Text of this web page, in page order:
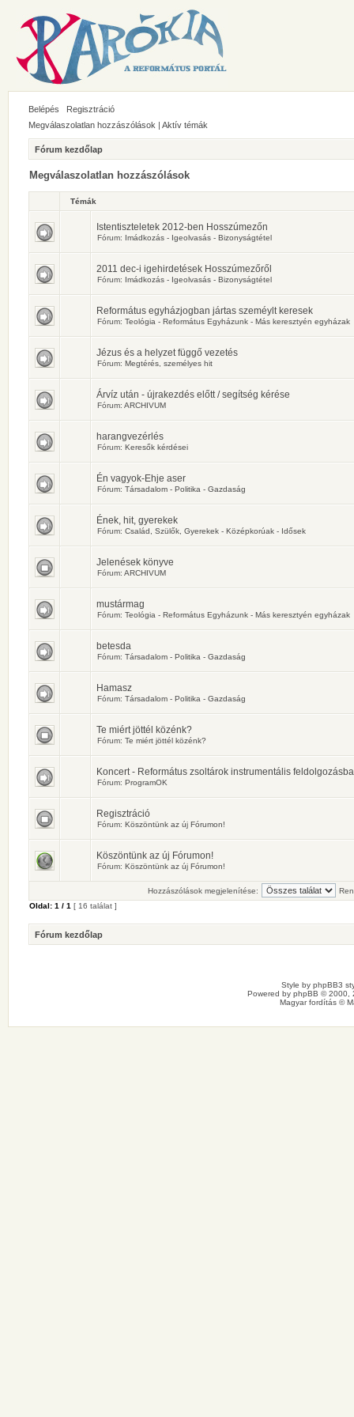
Belépés
Regisztráció
Megválaszolatlan hozzászólások | Aktív témák
Fórum kezdőlap
Megválaszolatlan hozzászólások
Témák
Istentiszteletek 2012-ben Hosszúmezőn
Fórum: Imádkozás - Igeolvasás - Bizonyságtétel
2011 dec-i igehirdetések Hosszúmezőről
Fórum: Imádkozás - Igeolvasás - Bizonyságtétel
Református egyházjogban jártas szeméylt keresek
Fórum: Teológia - Református Egyházunk - Más keresztyén egyházak
Jézus és a helyzet függő vezetés
Fórum: Megtérés, személyes hit
Árvíz után - újrakezdés előtt / segítség kérése
Fórum: ARCHIVUM
harangvezérlés
Fórum: Keresők kérdései
Én vagyok-Ehje aser
Fórum: Társadalom - Politika - Gazdaság
Ének, hit, gyerekek
Fórum: Család, Szülők, Gyerekek - Középkorúak - Idősek
Jelenések könyve
Fórum: ARCHIVUM
mustármag
Fórum: Teológia - Református Egyházunk - Más keresztyén egyházak
betesda
Fórum: Társadalom - Politika - Gazdaság
Hamasz
Fórum: Társadalom - Politika - Gazdaság
Te miért jöttél közénk?
Fórum: Te miért jöttél közénk?
Koncert - Református zsoltárok instrumentális
Fórum: ProgramOK
Regisztráció
Fórum: Köszöntünk az új Fórumon!
Köszöntünk az új Fórumon!
Fórum: Köszöntünk az új Fórumon!
Hozzászólások megjelenítése:
Oldal: 1 / 1 [ 16 találat ]
Fórum kezdőlap
Style by phpBB3
Powered by phpBB © 2000,
Magyar fordítás ©